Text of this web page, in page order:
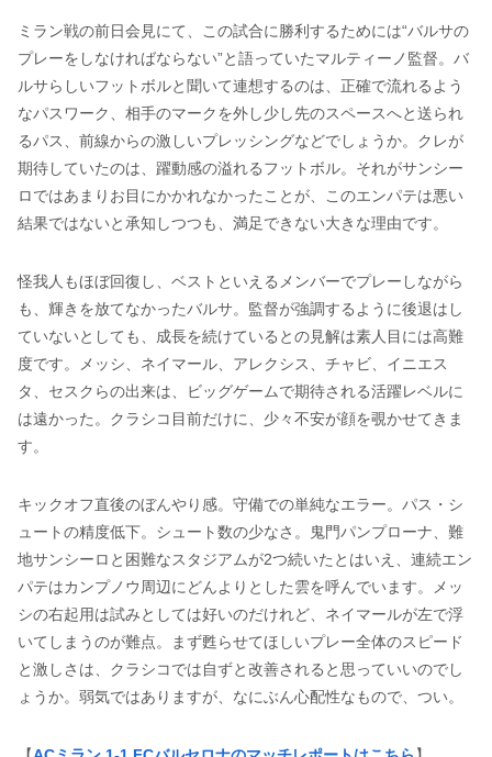
ミラン戦の前日会見にて、この試合に勝利するためには“バルサの
プレーをしなければならない”と語っていたマルティーノ監督。バ
ルサらしいフットボルと聞いて連想するのは、正確で流れるよう
なパスワーク、相手のマークを外し少し先のスペースへと送られ
るパス、前線からの激しいプレッシングなどでしょうか。クレが
期待していたのは、躍動感の溢れるフットボル。それがサンシー
ロではあまりお目にかかれなかったことが、このエンパテは悪い
結果ではないと承知しつつも、満足できない大きな理由です。
怪我人もほぼ回復し、ベストといえるメンバーでプレーしながら
も、輝きを放てなかったバルサ。監督が強調するように後退はし
ていないとしても、成長を続けているとの見解は素人目には高難
度です。メッシ、ネイマール、アレクシス、チャビ、イニエス
タ、セスクらの出来は、ビッグゲームで期待される活躍レベルに
は遠かった。クラシコ目前だけに、少々不安が顔を覗かせてきま
す。
キックオフ直後のぼんやり感。守備での単純なエラー。パス・シ
ュートの精度低下。シュート数の少なさ。鬼門パンプローナ、難
地サンシーロと困難なスタジアムが2つ続いたとはいえ、連続エン
パテはカンプノウ周辺にどんよりとした雲を呼んでいます。メッ
シの右起用は試みとしては好いのだけれど、ネイマールが左で浮
いてしまうのが難点。まず甦らせてほしいプレー全体のスピード
と激しさは、クラシコでは自ずと改善されると思っていいのでし
ょうか。弱気ではありますが、なにぶん心配性なもので、つい。